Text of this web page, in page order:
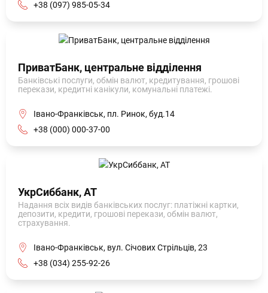
+38 (097) 985-05-34
ПриватБанк, центральне відділення
Банківські послуги, обмін валют, кредитування, грошові
перекази, кредитні канікули, комунальні платежі.
Івано-Франківськ, пл. Ринок, буд.14
+38 (000) 000-37-00
УкрСиббанк, АТ
Надання всіх видів банківських послуг: платіжні картки,
депозити, кредити, грошові перекази, обмін валют,
страхування.
Івано-Франківськ, вул. Січових Стрільців, 23
+38 (034) 255-92-26